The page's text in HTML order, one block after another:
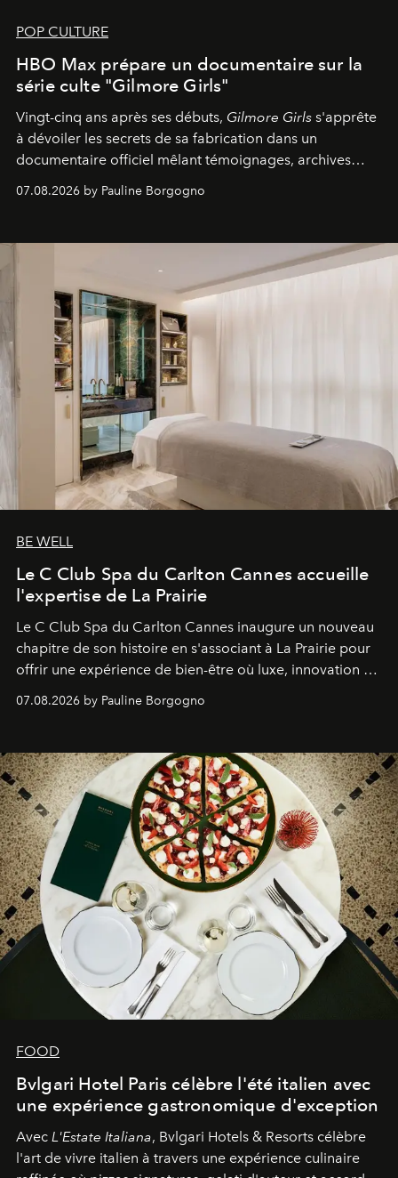
POP CULTURE
HBO Max prépare un documentaire sur la
série culte "Gilmore Girls"
Vingt-cinq ans après ses débuts, Gilmore Girls s'apprête
à dévoiler les secrets de sa fabrication dans un
documentaire officiel mêlant témoignages, archives
inédites et plongée dans les coulisses d'un phénomène
générationnel.
07.08.2026 by Pauline Borgogno
BE WELL
Le C Club Spa du Carlton Cannes accueille
l'expertise de La Prairie
Le C Club Spa du Carlton Cannes inaugure un nouveau
chapitre de son histoire en s'associant à La Prairie pour
offrir une expérience de bien-être où luxe, innovation et
expertise se rencontrent.
07.08.2026 by Pauline Borgogno
FOOD
Bvlgari Hotel Paris célèbre l'été italien avec
une expérience gastronomique d'exception
Avec L'Estate Italiana, Bvlgari Hotels & Resorts célèbre
l'art de vivre italien à travers une expérience culinaire